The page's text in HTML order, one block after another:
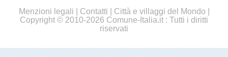
Menzioni legali
Contatti Città e villaggi del Mondo
Copyright © 2010-2026 Comune-Italia.it : Tutti i diritti
riservati